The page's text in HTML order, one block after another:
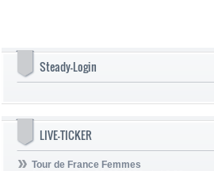
Steady-Login
LIVE-TICKER
Tour de France Femmes